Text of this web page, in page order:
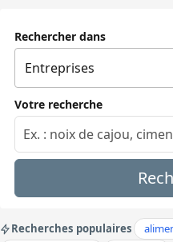
Rechercher dans
Votre recherche
Recherches populaires